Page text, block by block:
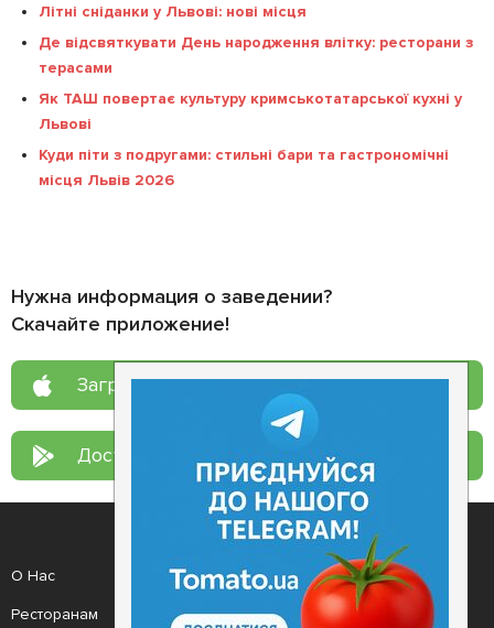
Літні сніданки у Львові: нові місця
Де відсвяткувати День народження влітку: ресторани з
терасами
Як ТАШ повертає культуру кримськотатарської кухні у
Львові
Куди піти з подругами: стильні бари та гастрономічні
місця Львів 2026
Нужна информация о заведении?
Скачайте приложение!
Загрузите в App Store
Доступно в Google Play
О Нас
Ресторанам
Рецепт дня
Новости